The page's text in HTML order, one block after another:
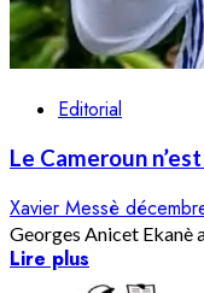
Editorial
Le Cameroun
Xavier Messè
Georges Anicet Ekanè
Lire plus